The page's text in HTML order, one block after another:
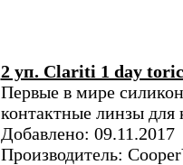
2 уп. Clariti 1 day
Первые в мире
контактные линзы для
Добавлено: 09.11.2017
Производитель: